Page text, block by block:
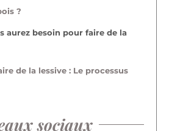
?
aurez besoin pour faire de la
de la lessive : Le processus
sociaux